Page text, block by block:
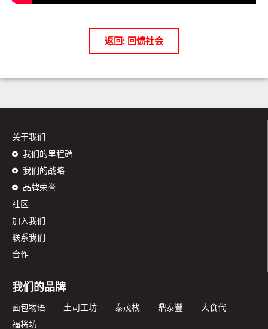
返回: 回馈社会
关于我们
我们的里程碑
我们的战略
品牌荣誉
社区
加入我们
联系我们
合作
我们的品牌
面包物语 土司工坊 泰茂栈 鼎泰豐
大食代
福将坊